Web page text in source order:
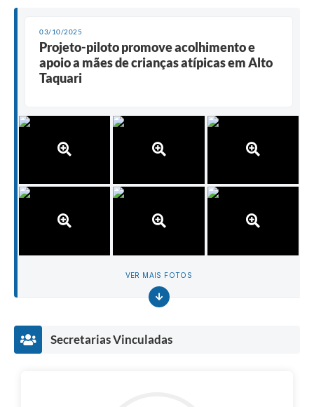
03/10/2025
Projeto-piloto promove acolhimento e
apoio a mães de crianças atípicas em Alto
Taquari
VER MAIS FOTOS
Secretarias Vinculadas